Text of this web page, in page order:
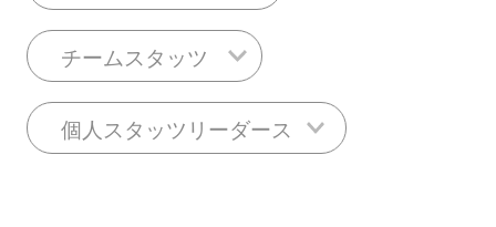
チームスタッツ
個人スタッツリーダース